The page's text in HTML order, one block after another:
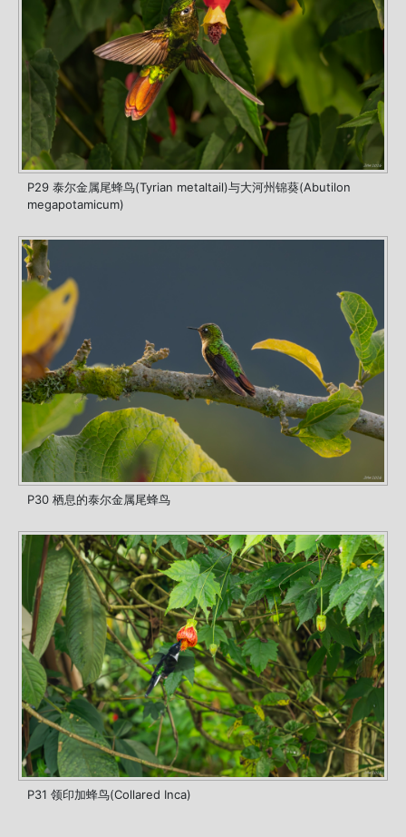
P29 泰尔金属尾蜂鸟(Tyrian metaltail)与大河州锦葵(Abutilon
megapotamicum)
P30 栖息的泰尔金属尾蜂鸟
P31 领印加蜂鸟(Collared Inca)